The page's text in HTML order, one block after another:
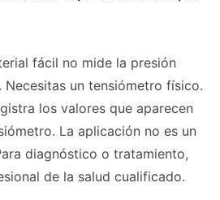
fácil no mide la presión
un tensiómetro físico.
los valores que aparecen
La aplicación no es un
diagnóstico o tratamiento,
de la salud cualificado.